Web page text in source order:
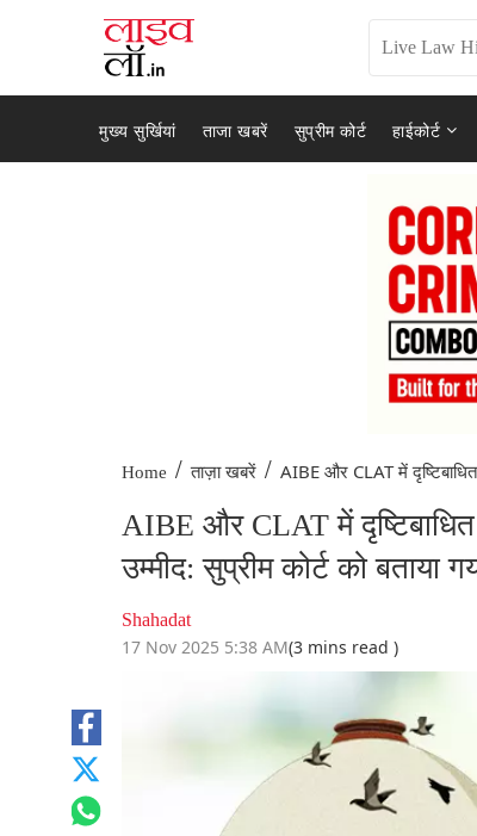
मुख्य सुर्खियां ताजा खबरें सुप्रीम कोर्ट हाईकोर्ट
Home / ताज़ा खबरें / AIBE और CLAT में
AIBE और CLAT में दृष्टिबाधित
उम्मीद: सुप्रीम कोर्ट को बताया
Shahadat
17 Nov 2025 5:38 AM(3 mins read )